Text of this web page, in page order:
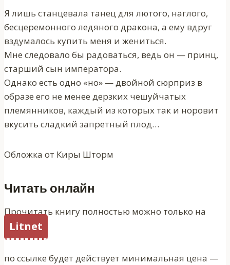
Я лишь станцевала танец для лютого, наглого,
бесцеремонного ледяного дракона, а ему вдруг
вздумалось купить меня и жениться.
Мне следовало бы радоваться, ведь он — принц,
старший сын императора.
Однако есть одно «но» — двойной сюрприз в
образе его не менее дерзких чешуйчатых
племянников, каждый из которых так и норовит
вкусить сладкий запретный плод…
Обложка от Киры Шторм
Читать онлайн
Прочитать книгу полностью можно только на
Litnet
по ссылке будет действует минимальная цена —